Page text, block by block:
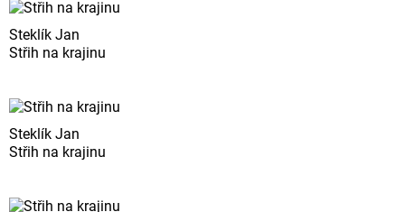
Steklík Jan
Střih na krajinu
Steklík Jan
Střih na krajinu